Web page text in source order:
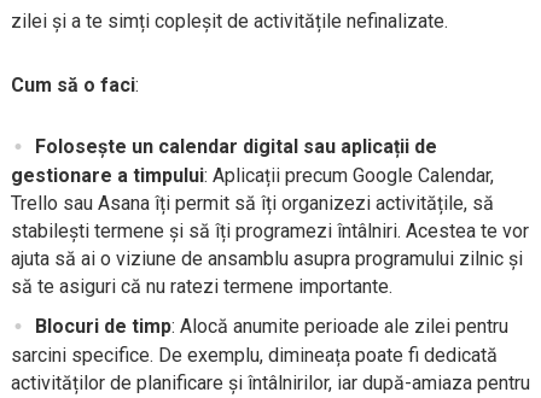
zilei și a te simți copleșit de activitățile nefinalizate.
Cum să o faci:
Folosește un calendar digital sau aplicații de
gestionare a timpului: Aplicații precum Google Calendar,
Trello sau Asana îți permit să îți organizezi activitățile, să
stabilești termene și să îți programezi întâlniri. Acestea te vor
ajuta să ai o viziune de ansamblu asupra programului zilnic și
să te asiguri că nu ratezi termene importante.
Blocuri de timp: Alocă anumite perioade ale zilei pentru
sarcini specifice. De exemplu, dimineața poate fi dedicată
activităților de planificare și întâlnirilor, iar după-amiaza pentru